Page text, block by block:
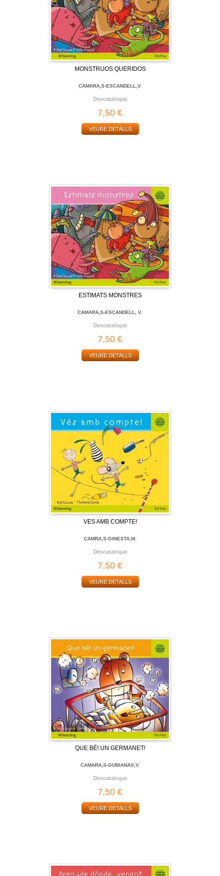
MONSTRUOS QUERIDOS
CAMARA,S-ESCANDELL,V.
Descatalogat
7,50 €
VEURE DETALLS
ESTIMATS MONSTRES
CAMARA,S-ESCANDELL, V.
Descatalogat
7,50 €
VEURE DETALLS
VES AMB COMPTE!
CAMRA,S-GINESTA,M.
Descatalogat
7,50 €
VEURE DETALLS
QUE BÉ! UN GERMANET!
CAMARA,S-GUBIANAS,V.
Descatalogat
7,50 €
VEURE DETALLS